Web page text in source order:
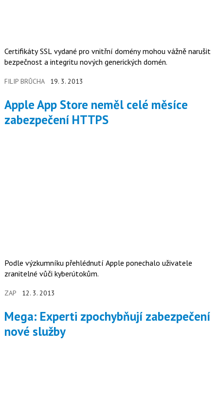
Certifikáty SSL vydané pro vnitřní domény mohou vážně narušit
bezpečnost a integritu nových generických domén.
FILIP BRŮCHA 19. 3. 2013
Apple App Store neměl celé měsíce
zabezpečení HTTPS
Podle výzkumníku přehlédnutí Apple ponechalo uživatele
zranitelné vůči kyberútokům.
ZAP 12. 3. 2013
Mega: Experti zpochybňují zabezpečení
nové služby